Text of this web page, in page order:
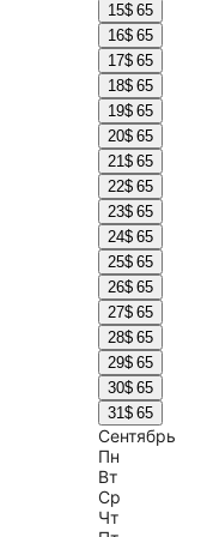
15$ 65
16$ 65
17$ 65
18$ 65
19$ 65
20$ 65
21$ 65
22$ 65
23$ 65
24$ 65
25$ 65
26$ 65
27$ 65
28$ 65
29$ 65
30$ 65
31$ 65
Сентябрь
Пн
Вт
Ср
Чт